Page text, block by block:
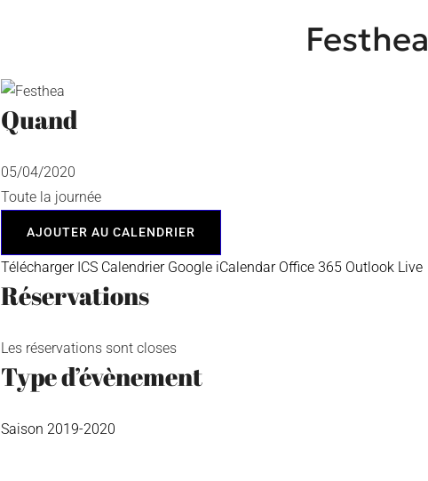
Festhea
Quand
05/04/2020
Toute la journée
AJOUTER AU CALENDRIER
Télécharger ICS Calendrier Google iCalendar Office 365 Outlook Live
Réservations
Les réservations sont closes
Type d’évènement
Saison 2019-2020